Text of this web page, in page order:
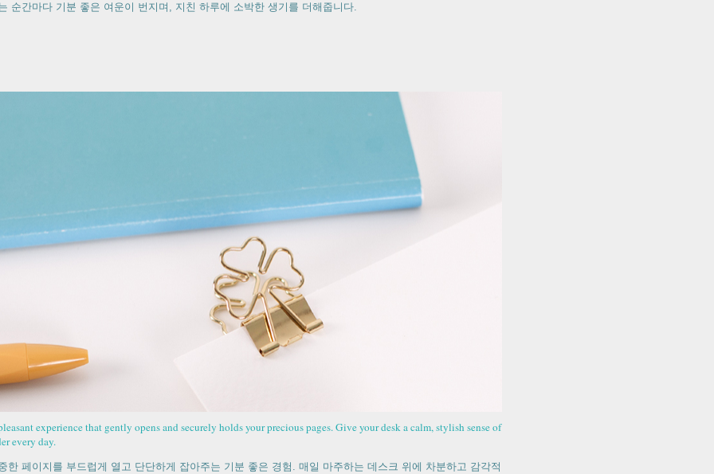
순간마다 기분 좋은 여운이 번지며, 지친 하루에 소박한 생기를 더해줍니다.
experience that gently opens and securely holds your precious pages. Give your desk a calm, stylish sense of
every day.
한 페이지를 부드럽게 열고 단단하게 잡아주는 기분 좋은 경험. 매일 마주하는 데스크 위에 차분하고 감각적